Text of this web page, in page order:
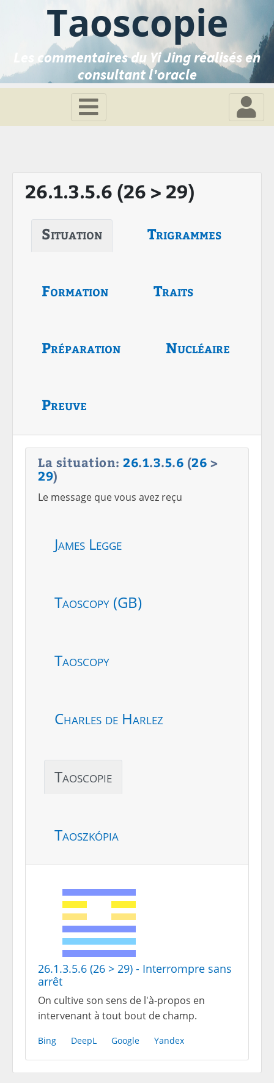
Taoscopie
Les commentaires du Yi Jing réalisés en
consultant l'oracle
26.1.3.5.6 (26 > 29)
Situation Trigrammes
Formation Traits
Préparation Nucléaire
Preuve
La situation: 26.1.3.5.6 (26 >
29)
Le message que vous avez reçu
James Legge
Taoscopy (GB)
Taoscopy
Charles de Harlez
Taoscopie
Taoszkópia
26.1.3.5.6 (26 > 29) - Interrompre sans
arrêt
On cultive son sens de l'à-propos en
intervenant à tout bout de champ.
Bing DeepL Google Yandex